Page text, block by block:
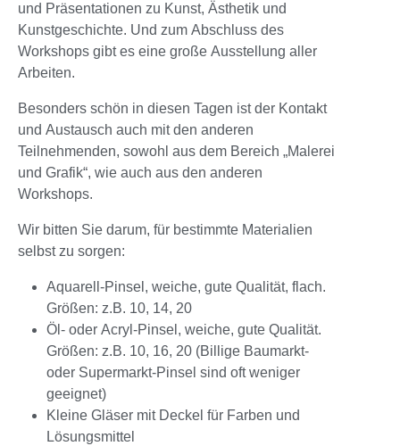
und Präsentationen zu Kunst, Ästhetik und
Kunstgeschichte. Und zum Abschluss des
Workshops gibt es eine große Ausstellung aller
Arbeiten.
Besonders schön in diesen Tagen ist der Kontakt
und Austausch auch mit den anderen
Teilnehmenden, sowohl aus dem Bereich „Malerei
und Grafik“, wie auch aus den anderen
Workshops.
Wir bitten Sie darum, für bestimmte Materialien
selbst zu sorgen:
Aquarell-Pinsel, weiche, gute Qualität, flach.
Größen: z.B. 10, 14, 20
Öl- oder Acryl-Pinsel, weiche, gute Qualität.
Größen: z.B. 10, 16, 20 (Billige Baumarkt-
oder Supermarkt-Pinsel sind oft weniger
geeignet)
Kleine Gläser mit Deckel für Farben und
Lösungsmittel